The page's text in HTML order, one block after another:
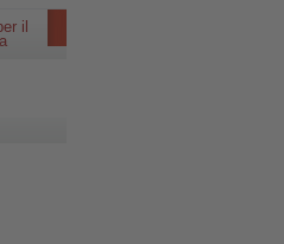
il